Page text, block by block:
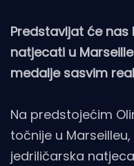
Predstavljat će nas
natjecati u
medalje sasvim
Na predstojećim
točnije u
jedriličarska